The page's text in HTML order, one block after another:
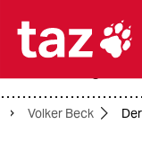

Volker Beck